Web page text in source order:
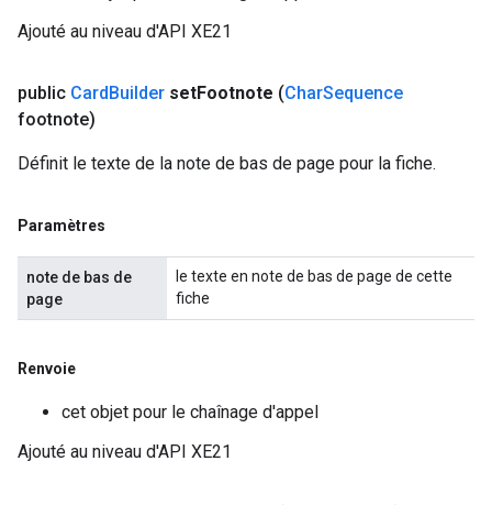
Ajouté au niveau d'API XE21
public CardBuilder setFootnote (CharSequence
footnote)
Définit le texte de la note de bas de page pour la fiche.
Paramètres
note de bas de
page
le texte en note de bas de page de cette
fiche
Renvoie
cet objet pour le chaînage d'appel
Ajouté au niveau d'API XE21